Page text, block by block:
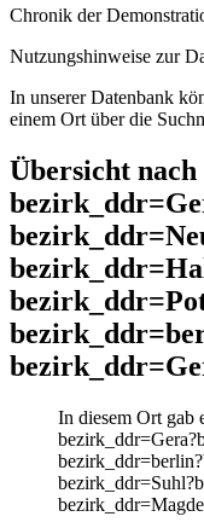
Chronik der
Nutzungshinweise zur
In unserer Datenbank
einem Ort über die
Übersicht
In diesem Ort gab